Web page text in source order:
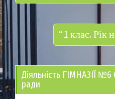
“1 клас. Рік
Діяльність ГІМНАЗІЇ №6
ради